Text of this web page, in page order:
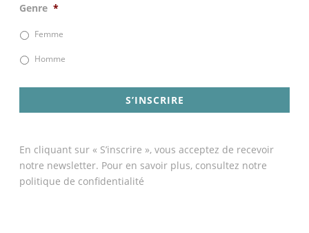
Genre *
Femme
Homme
En cliquant sur « S’inscrire », vous acceptez de recevoir
notre newsletter. Pour en savoir plus, consultez notre
politique de confidentialité